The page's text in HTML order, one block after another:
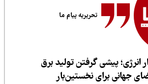
تحریریه پیام ما
پیشی گرفتن تولید برق
برای نخستین‌بار